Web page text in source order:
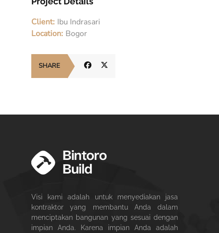
Client: Ibu Indrasari
Location: Bogor
SHARE
Visi kami adalah untuk menyediakan jasa
kontraktor yang membantu Anda dalam
menciptakan bangunan yang sesuai dengan
impian Anda. Karena impian Anda adalah